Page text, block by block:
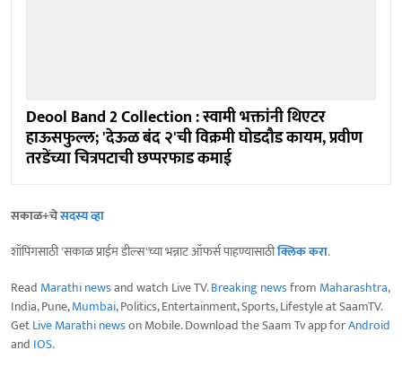
Deool Band 2 Collection : स्वामी भक्तांनी थिएटर
हाऊसफुल्ल; 'देऊळ बंद २'ची विक्रमी घोडदौड कायम, प्रवीण
तरडेंच्या चित्रपटाची छप्परफाड कमाई
सकाळ+चेसदस्य व्हा
शॉपिंगसाठी 'सकाळ प्राईम डील्स'च्या भन्नाट ऑफर्स पाहण्यासाठीक्लिक करा.
Read Marathi newsand watch Live TV.Breaking newsfrom Maharashtra,
India, Pune,Mumbai, Politics, Entertainment, Sports, Lifestyle at SaamTV.
GetLive Marathi newson Mobile. Download the Saam Tv app forAndroid
and IOS.